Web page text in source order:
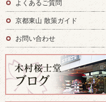
よくあるご質問
京都東山 散策ガイド
お問い合わせ